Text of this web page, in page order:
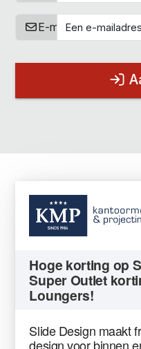
E-mailadres
Hoge korting op
Super Outlet
Loungers!
Slide Design maakt
design voor binnen